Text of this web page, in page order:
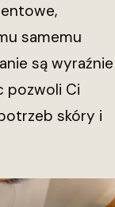
samemu
są wyraźnie
pozwoli Ci
skóry i